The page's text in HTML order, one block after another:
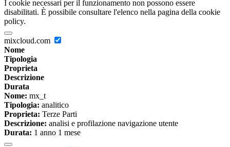
I cookie necessari per il funzionamento non possono essere
disabilitati. È possibile consultare l'elenco nella pagina della cookie
policy.
mixcloud.com
Nome
Tipologia
Proprieta
Descrizione
Durata
Nome: mx_t
Tipologia: analitico
Proprieta: Terze Parti
Descrizione: analisi e profilazione navigazione utente
Durata: 1 anno 1 mese